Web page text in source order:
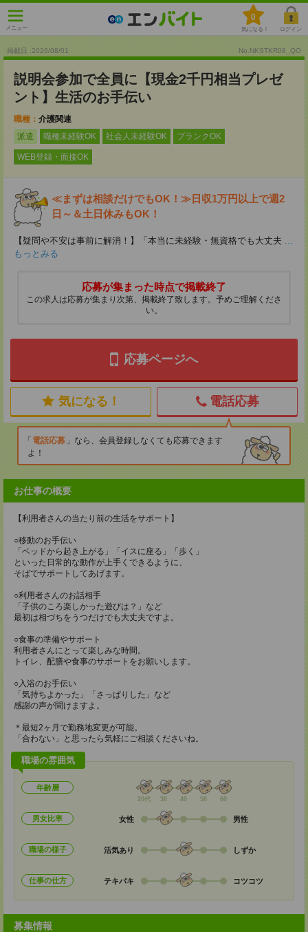
メニュー
0
気になる！ ログイン
掲載日 :2026/08/01 No.NKSTKR08_QO
説明会参加で全員に【現金2千円相当プレゼ
ント】生活のお手伝い
職種： 介護関連
派遣
職種未経験OK 社会人未経験OK ブランクOK
WEB登録・面接OK
≪まずは相談だけでもOK！≫日収1万円以上で週2
日～＆土日休みもOK！
【疑問や不安は事前に解消！】「本当に未経験・無資格でも大丈夫 ...
もっとみる
応募が集まった時点で掲載終了
この求人は応募が集まり次第、掲載終了致します。予めご理解くださ
い。
応募ページへ
気になる！ 電話応募
電話応募
なら、会員登録しなくても応募できます
よ！
お仕事の概要
【利用者さんの当たり前の生活をサポート】
○移動のお手伝い
「ベッドから起き上がる」「イスに座る」「歩く」
といった日常的な動作が上手くできるように、
そばでサポートしてあげます。
○利用者さんのお話相手
「子供のころ楽しかった遊びは？」など
最初は相づちをうつだけでも大丈夫ですよ。
○食事の準備やサポート
利用者さんにとって楽しみな時間。
トイレ、配膳や食事のサポートをお願いします。
○入浴のお手伝い
「気持ちよかった」「さっぱりした」など
感謝の声が聞けますよ。
＊最短2ヶ月で勤務地変更が可能。
「合わない」と思ったら気軽にご相談くださいね。
職場の雰囲気
年齢層
20代 30 40 50 60
男女比率 女性 男性
職場の様子 活気あり しずか
仕事の仕方 テキパキ コツコツ
募集情報